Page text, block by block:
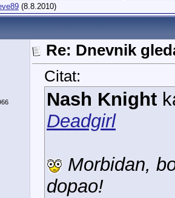
(8.8.2010)
Re: Dnevnik
Citat:
Nash Knight
Deadgirl
Morbidan,
dopao!